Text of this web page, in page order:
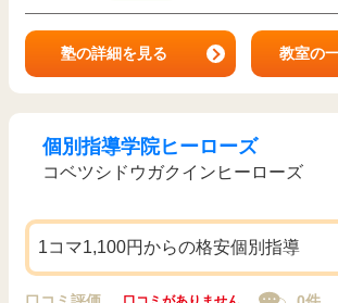
塾の詳細を見る 教室の
個別指導学院ヒーローズ
コベツシドウガクインヒーローズ
1コマ1,100円からの格安個別指導